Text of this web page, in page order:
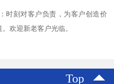
时刻对客户负责，为客户创造价
欢迎新老客户光临。
Top